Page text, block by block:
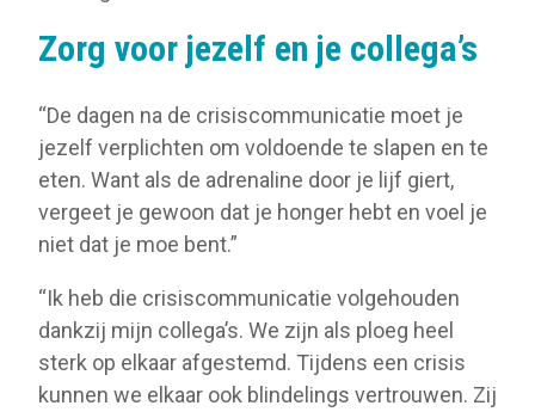
Zorg voor jezelf en je collega’s
“De dagen na de crisiscommunicatie moet je
jezelf verplichten om voldoende te slapen en te
eten. Want als de adrenaline door je lijf giert,
vergeet je gewoon dat je honger hebt en voel je
niet dat je moe bent.”
“Ik heb die crisiscommunicatie volgehouden
dankzij mijn collega’s. We zijn als ploeg heel
sterk op elkaar afgestemd. Tijdens een crisis
kunnen we elkaar ook blindelings vertrouwen. Zij